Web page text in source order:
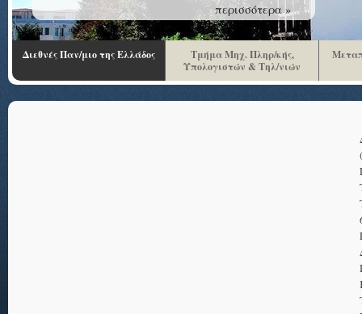
περισσότερα »
Διεθνές Παν/μιο της Ελλάδος
Τμήμα Μηχ. Πληρ/κής,
Υπολογιστών & Τηλ/νιών